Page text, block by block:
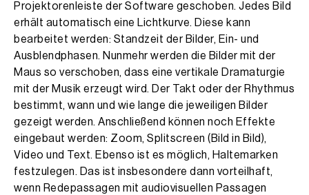
Projektorenleiste der Software geschoben. Jedes Bild
erhält automatisch eine Lichtkurve. Diese kann
bearbeitet werden: Standzeit der Bilder, Ein- und
Ausblendphasen. Nunmehr werden die Bilder mit der
Maus so verschoben, dass eine vertikale Dramaturgie
mit der Musik erzeugt wird. Der Takt oder der Rhythmus
bestimmt, wann und wie lange die jeweiligen Bilder
gezeigt werden. Anschließend können noch Effekte
eingebaut werden: Zoom, Splitscreen (Bild in Bild),
Video und Text. Ebenso ist es möglich, Haltemarken
festzulegen. Das ist insbesondere dann vorteilhaft,
wenn Redepassagen mit audiovisuellen Passagen